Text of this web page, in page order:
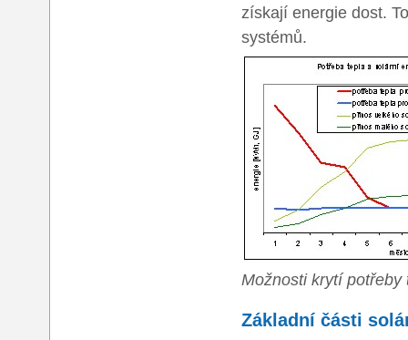
získají energie dost.
systémů.
Možnosti krytí potřeby
Základní části